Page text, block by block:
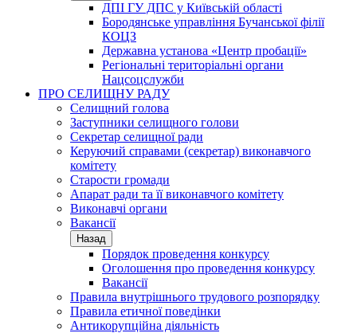
ДПІ ГУ ДПС у Київській області
Бородянське управління Бучанської філії
КОЦЗ
Державна установа «Центр пробації»
Регіональні територіальні органи
Нацсоцслужби
ПРО СЕЛИЩНУ РАДУ
Селищний голова
Заступники селищного голови
Секретар селищної ради
Керуючий справами (секретар) виконавчого
комітету
Старости громади
Апарат ради та її виконавчого комітету
Виконавчі органи
Вакансії
Назад
Порядок проведення конкурсу
Оголошення про проведення конкурсу
Вакансії
Правила внутрішнього трудового розпорядку
Правила етичної поведінки
Антикорупційна діяльність